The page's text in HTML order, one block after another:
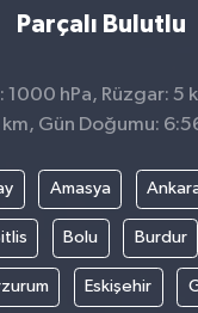
Parçalı Bulutlu
1000 hPa, Rüzgar: 5
Gün Doğumu:
Amasya
Bolu Burdur
Eskişehir